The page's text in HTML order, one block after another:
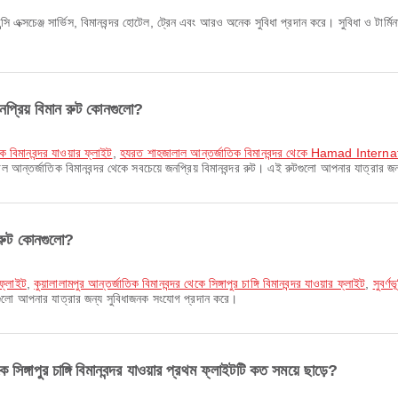
এক্সচেঞ্জ সার্ভিস, বিমানবন্দর হোটেল, ট্রেন এবং আরও অনেক সুবিধা প্রদান করে। সুবিধা ও
বিমান রুট কোনগুলো?
যাওয়ার ফ্লাইট হযরত শাহজালাল আন্তর্জাতিক বিমানবন্দর থেকে Hamad
আন্তর্জাতিক বিমানবন্দর থেকে সবচেয়ে জনপ্রিয় বিমানবন্দর রুট। এই রুটগুলো আপনার যাত্রার
রুট কোনগুলো?
ফ্লাইট,কুয়ালালামপুর আন্তর্জাতিক বিমানবন্দর থেকে সিঙ্গাপুর চাঙ্গি বিমানবন্দর যাওয়ার ফ্লাইট
আপনার যাত্রার জন্য সুবিধাজনক সংযোগ প্রদান করে।
চাঙ্গি বিমানবন্দর যাওয়ার প্রথম ফ্লাইটটি কত সময়ে ছাড়ে?